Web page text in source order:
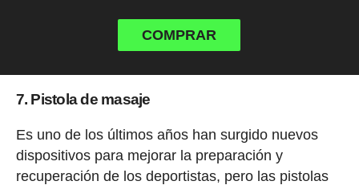
COMPRAR
7. Pistola de masaje
Es uno de los últimos años han surgido nuevos
dispositivos para mejorar la preparación y
recuperación de los deportistas, pero las pistolas